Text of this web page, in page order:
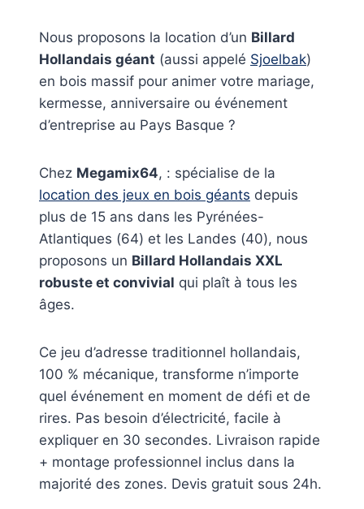
Nous proposons la location d’un Billard
Hollandais géant (aussi appelé Sjoelbak)
en bois massif pour animer votre mariage,
kermesse, anniversaire ou événement
d’entreprise au Pays Basque ?
Chez Megamix64, : spécialise de la
location des jeux en bois géants depuis
plus de 15 ans dans les Pyrénées-
Atlantiques (64) et les Landes (40), nous
proposons un Billard Hollandais XXL
robuste et convivial qui plaît à tous les
âges.
Ce jeu d’adresse traditionnel hollandais,
100 % mécanique, transforme n’importe
quel événement en moment de défi et de
rires. Pas besoin d’électricité, facile à
expliquer en 30 secondes. Livraison rapide
+ montage professionnel inclus dans la
majorité des zones. Devis gratuit sous 24h.